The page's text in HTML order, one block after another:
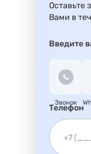
Оставьте
Вами в
Введите
Звонок
Телефон